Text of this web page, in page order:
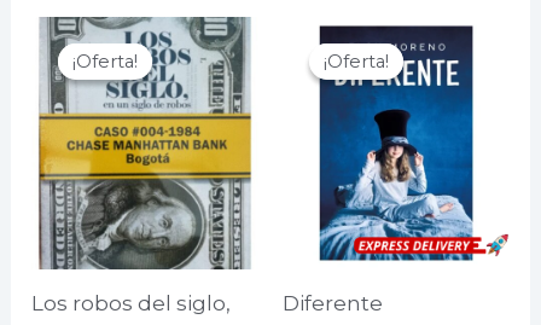
¡Oferta!
¡Oferta!
Los robos del siglo,
¡Oferta!
¡Oferta!
Diferente